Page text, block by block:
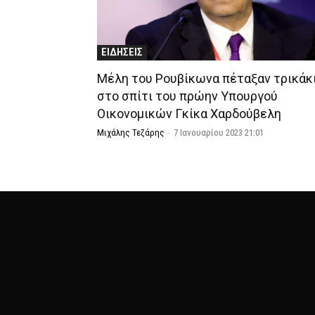
ΕΙΔΗΣΕΙΣ
Μέλη του Ρουβίκωνα πέταξαν
στο σπίτι του πρώην Υπουργού
Οικονομικών Γκίκα Χαρδούβελη
Μιχάλης Τεζάρης - 7 Ιανουαρίου 2023 21:01